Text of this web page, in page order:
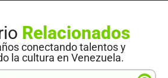
Relacionados
conectando talentos y
la cultura en Venezuela.